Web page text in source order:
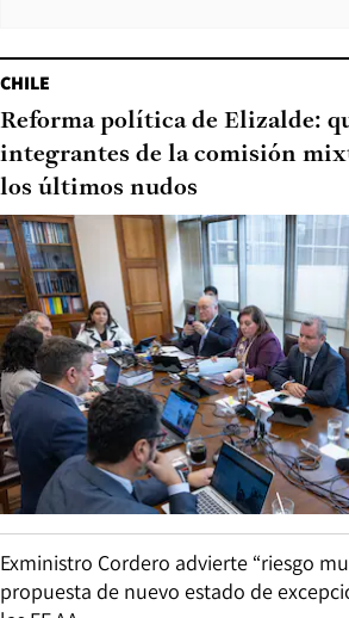
CHILE
Reforma política de Elizalde:
integrantes de la comisión
los últimos nudos
Exministro Cordero advierte “riesgo
propuesta de nuevo estado de